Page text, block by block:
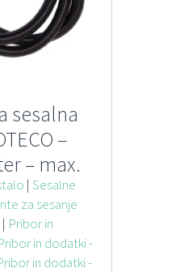
sesalna
–
– max.
kosu
| Sesalne
za sesanje
| Pribor in
in dodatki -
in dodatki -